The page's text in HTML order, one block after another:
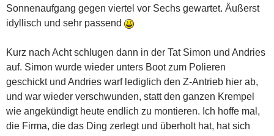
Sonnenaufgang gegen viertel vor Sechs gewartet. Äußerst
idyllisch und sehr passend
Kurz nach Acht schlugen dann in der Tat Simon und Andries
auf. Simon wurde wieder unters Boot zum Polieren
geschickt und Andries warf lediglich den Z-Antrieb hier ab,
und war wieder verschwunden, statt den ganzen Krempel
wie angekündigt heute endlich zu montieren. Ich hoffe mal,
die Firma, die das Ding zerlegt und überholt hat, hat sich